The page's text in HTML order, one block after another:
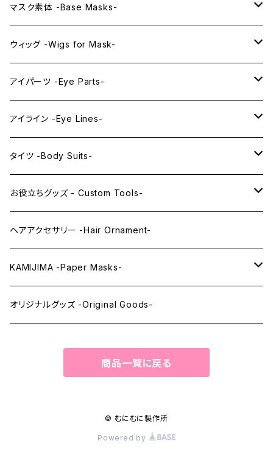
プレミアムマスク素体-Premium base masks-
プレミアムウィッグ -Premium Wigs-
プレミアムレンズアイ -Premium Lens eye-
KAWAII EX series
KAWAII series
IDOL series
PRINCESS series
KAWAII Little series
マスク素体 -Base Masks-
アニメマスク -Anime Masks-
ドールマスク -Doll Masks-
ウィッグ -Wigs for Mask-
ロング -Long-
ミドル -Middle-
アイパーツ -Eye Parts-
レンズアイ -Lens Eyes-
レンズアイ
レンズアイEX
クリスタルアイ -Crystal Eyes-
アイライン -Eye Lines-
アイラインステッカー -Eye Line Stickers-
まゆ毛 -Eyebrows-
まつ毛 -Eyelash-
タイツ -Body Suits-
全身タイツ -Full Body Suits-
上半身タイツ -Upper Body Suits-
お役立ちグッズ - Custom Tools-
カスタム用品 -Custom Tools-
ウィッグメンテナンス -Wig Maintenance-
ヘアアクセサリー -Hair Ornament-
KAMIJIMA -Paper Masks-
ペーパーマスク -Paper Masks-
オリジナルグッズ -Original Goods-
商品一覧に戻る
© むにむに製作所
Powered by